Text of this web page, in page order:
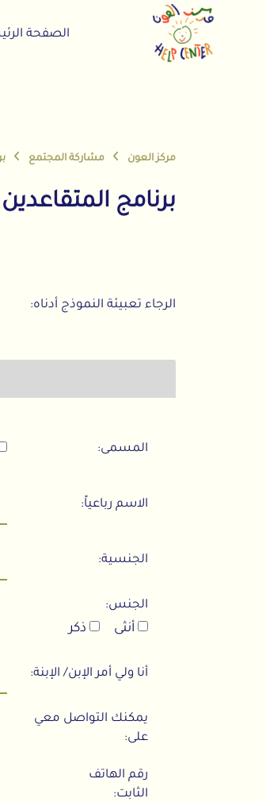
الصفحة
مركز العون مشاركة المجتمع
برنامج المتقاعدين
الرجاء تعبيئة النموذج أدناه:
المسمى:
الاسم رباعياً:
الجنسية:
الجنس:
أنثى ذكر
أنا ولي أمر الإبن/ الإبنة:
يمكنك التواصل معي
على:
رقم الهاتف
الثابت: